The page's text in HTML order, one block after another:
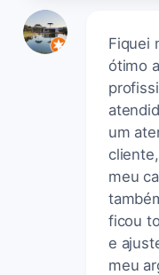
Fiquei
ótimo
um
meu
ficou
e
meu